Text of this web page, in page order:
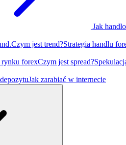
Jak
Czym jest trend?Strategia handlu
rynku forexCzym jest spread?
Jak zarabiać w internecie